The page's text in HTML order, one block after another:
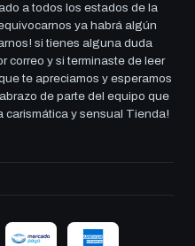
a todos los estados de la
ya habrá algún
si tienes alguna duda
correo y si terminaste de leer
te apreciamos y esperamos
de parte del equipo que
carismática y sensual Tienda!